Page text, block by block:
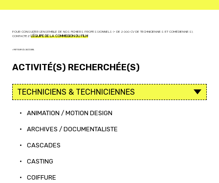
POUR CONSULTER L'ENSEMBLE DE NOS FICHIERS PROFESSIONNELS (+ DE 2 000 CV DE TECHNICIEN·NE·S ET COMÉDIEN·NE·S),
CONTACTEZ L'ÉQUIPE DE LA COMMISSION DU FILM
< RETOUR À L'ACCUEIL
ACTIVITÉ(S) RECHERCHÉE(S)
• ANIMATION / MOTION DESIGN
• ARCHIVES / DOCUMENTALISTE
• CASCADES
• CASTING
• COIFFURE